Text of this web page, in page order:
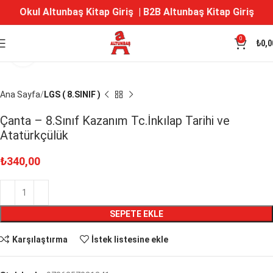
Okul Altunbaş Kitap Giriş| B2B Altunbaş Kitap Giriş
0 ₺
Büyütmek için tıklayın
Ana Sayfa LGS ( 8.SINIF )
Çanta – 8.Sınıf Kazanım Tc.İnkılap Tarihi ve
Atatürkçülük
₺340,00
SEPETE EKLE
Karşılaştırma İstek listesine ekle